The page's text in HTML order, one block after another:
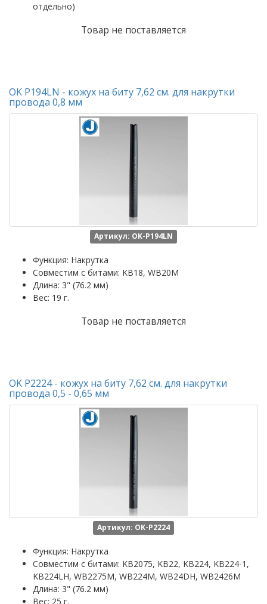
отдельно)
Товар не поставляется
OK P194LN - кожух на биту 7,62 см. для накрутки
провода 0,8 мм
Артикул: OK-P194LN
Функция: Накрутка
Совместим с битами: KB18, WB20M
Длина: 3" (76.2 мм)
Вес: 19 г.
Товар не поставляется
OK P2224 - кожух на биту 7,62 см. для накрутки
провода 0,5 - 0,65 мм
Артикул: OK-P2224
Функция: Накрутка
Совместим с битами: KB2075, KB22, KB224, KB224-1,
KB224LH, WB2275M, WB224M, WB24DH, WB2426M
Длина: 3" (76.2 мм)
Вес: 25 г.